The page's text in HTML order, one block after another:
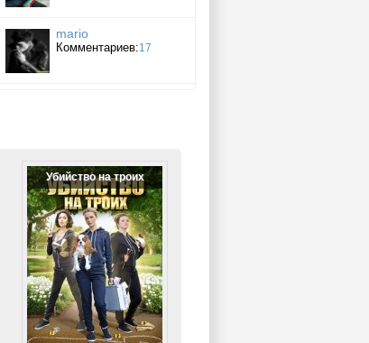
mario
Комментариев:17
Убийство на троих